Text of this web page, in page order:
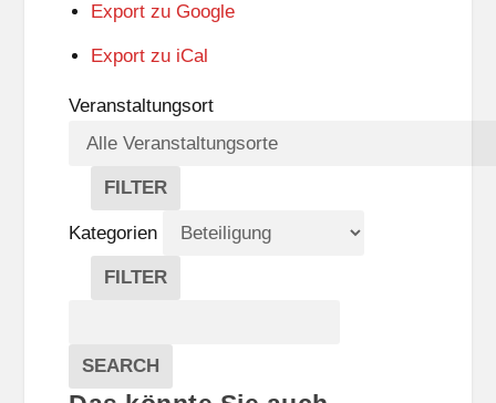
Export zu Google
Export zu iCal
Veranstaltungsort
FILTER
V
E
R
A
A
L
Kategorien
FILTER
E
G
Veranstaltungen
SEARCH